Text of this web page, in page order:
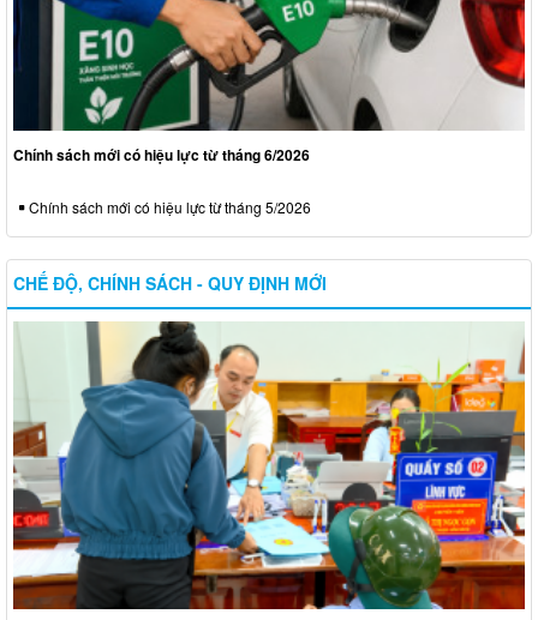
Chính sách mới có hiệu lực từ tháng 6/2026
Chính sách mới có hiệu lực từ tháng 5/2026
CHẾ ĐỘ, CHÍNH SÁCH - QUY ĐỊNH MỚI